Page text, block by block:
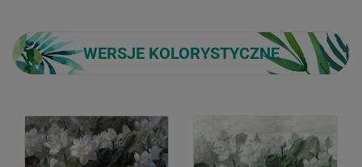
WERSJE KOLORYSTYCZNE